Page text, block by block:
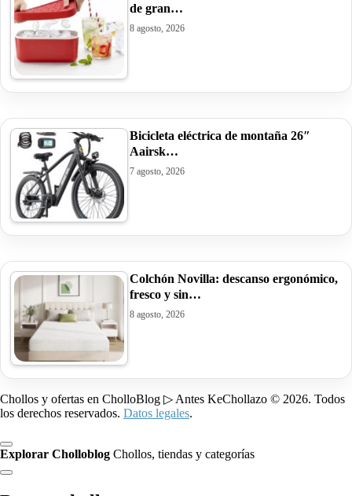
de gran…
8 agosto, 2026
Bicicleta eléctrica de montaña 26″
Aairsk…
7 agosto, 2026
Colchón Novilla: descanso ergonómico,
fresco y sin…
8 agosto, 2026
Chollos y ofertas en CholloBlog ▷ Antes KeChollazo © 2026. Todos
los derechos reservados. Datos legales.
Explorar Cholloblog Chollos, tiendas y categorías